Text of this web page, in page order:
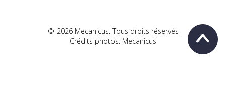
YOUTUBE
POLITIQUE DE CONFIDENTIALITÉ
© 2026 Mecanicus. Tous droits réservés
Crédits photos: Mecanicus